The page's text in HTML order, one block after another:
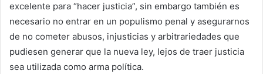
excelente para “hacer justicia”, sin embargo también es
necesario no entrar en un populismo penal y asegurarnos
de no cometer abusos, injusticias y arbitrariedades que
pudiesen generar que la nueva ley, lejos de traer justicia
sea utilizada como arma política.